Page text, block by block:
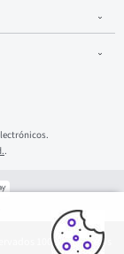
.
1001Neumaticos